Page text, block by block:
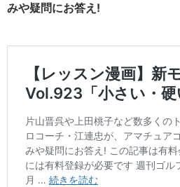
みや疑問にお答え!